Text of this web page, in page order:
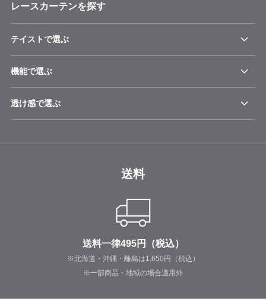
レースカーテンを探す
テイストで選ぶ
機能で選ぶ
透け感で選ぶ
送料
送料一律495円（税込）
※北海道・沖縄・離島は1,650円（税込）
※一部商品・地域の場合適用外